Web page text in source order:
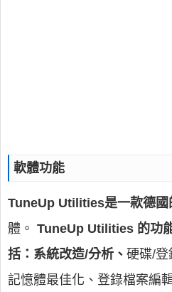
軟體功能
TuneUp Utilities是一款德國
體。 TuneUp Utilities 的功
括：系統改造/分析、 硬碟/登
記憶體最佳化、登錄檔案編